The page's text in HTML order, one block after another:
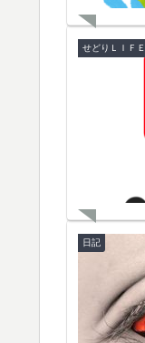
せどりＬＩＦＥ
日記